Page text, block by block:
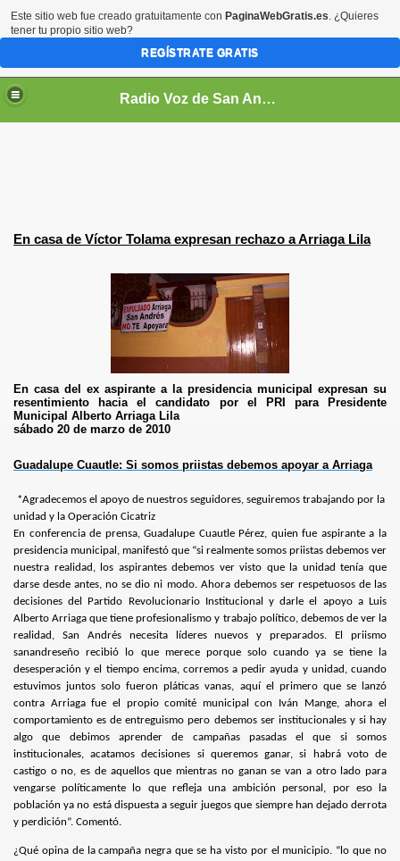
Radio Voz de San Andrés Cholula On Line
En casa de Víctor Tolama expresan rechazo a Arriaga Lila
En casa del ex aspirante a la presidencia municipal expresan su
resentimiento hacia el candidato por el PRI para Presidente
Municipal Alberto Arriaga Lila
sábado 20 de marzo de 2010
Guadalupe Cuautle: Si somos priistas debemos apoyar a Arriaga
*Agradecemos el apoyo de nuestros seguidores, seguiremos trabajando por la
unidad y la Operación Cicatriz
En conferencia de prensa, Guadalupe Cuautle Pérez, quien fue aspirante a la
presidencia municipal, manifestó que “si realmente somos priistas debemos ver
nuestra realidad, los aspirantes debemos ver visto que la unidad tenía que
darse desde antes, no se dio ni modo. Ahora debemos ser respetuosos de las
decisiones del Partido Revolucionario Institucional y darle el apoyo a Luis
Alberto Arriaga que tiene profesionalismo y trabajo político, debemos de ver la
realidad, San Andrés necesita líderes nuevos y preparados. El priismo
sanandreseño recibió lo que merece porque solo cuando ya se tiene la
desesperación y el tiempo encima, corremos a pedir ayuda y unidad, cuando
estuvimos juntos solo fueron pláticas vanas, aquí el primero que se lanzó
contra Arriaga fue el propio comité municipal con Iván Mange, ahora el
comportamiento es de entreguismo pero debemos ser institucionales y si hay
algo que debimos aprender de campañas pasadas el que si somos
institucionales, acatamos decisiones si queremos ganar, si habrá voto de
castigo o no, es de aquellos que mientras no ganan se van a otro lado para
vengarse políticamente lo que refleja una ambición personal, por eso la
población ya no está dispuesta a seguir juegos que siempre han dejado derrota
y perdición”. Comentó.
¿Qué opina de la campaña negra que se ha visto por el municipio. “lo que no
Este sitio web fue creado gratuitamente con PaginaWebGratis.es. ¿Quieres
tener tu propio sitio web?
REGÍSTRATE GRATIS